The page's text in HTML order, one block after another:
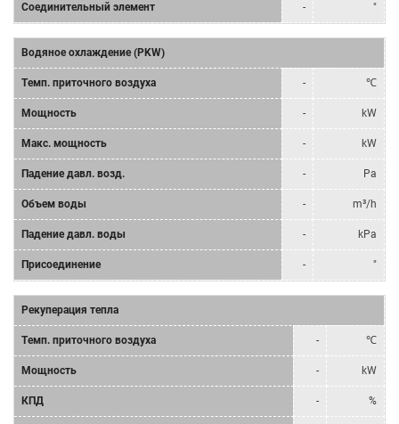
Соединительный элемент - "
Водяное охлаждение (PKW)
Tемп. приточного воздуха - ℃
Мощность - kW
Mакс. мощность - kW
Падение давл. возд. - Pa
Объем воды - m³/h
Падение давл. воды - kPa
Присоединение - "
Рекуперация тепла
Tемп. приточного воздуха - ℃
Мощность - kW
КПД - %